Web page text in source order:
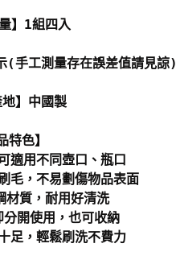
】1組四入
(手工測量存在誤差值請見諒)
地】中國製
特色】
適用不同壺口、瓶口
毛，不易劃傷物品表面
質，耐用好清洗
開使用，也可收納
足，輕鬆刷洗不費力